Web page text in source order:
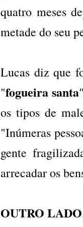
quatro meses
metade do seu
Lucas diz que
"fogueira santa
os tipos de
"Inúmeras
gente
arrecadar os
OUTRO LADO